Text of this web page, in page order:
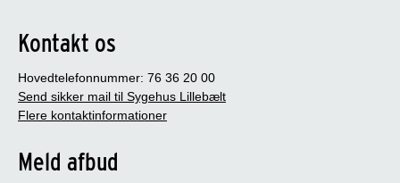
Kontakt os
Hovedtelefonnummer: 76 36 20 00
Send sikker mail til Sygehus Lillebælt
Flere kontaktinformationer
Meld afbud